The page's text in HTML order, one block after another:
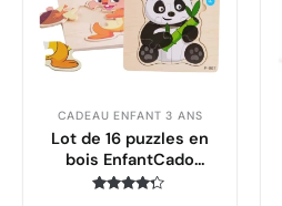
CADEAU ENFANT 3 ANS
Lot de 16 puzzles en
bois EnfantCado
animaux